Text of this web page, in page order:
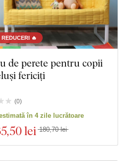
REDUCERI 🔥
de perete pentru copii
fericiți
(0)
în 4 zile lucrătoare
,50 lei 180,70 lei